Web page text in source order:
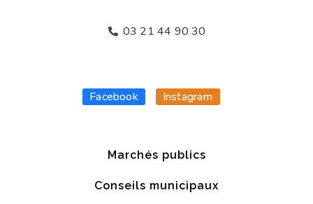
03 21 44 90 30
Facebook Instagram
Marchés publics
Conseils municipaux